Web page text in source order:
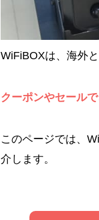
WiFiBOXは、海外
クーポンやセール
このページでは、
介します。